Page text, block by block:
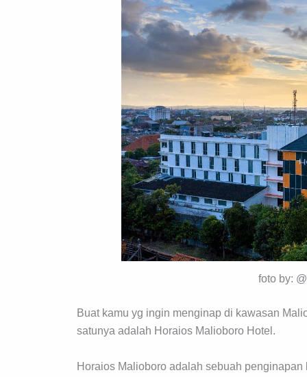
foto by:
Buat kamu yg ingin menginap di kawasan
satunya adalah Horaios Malioboro Hotel.
Horaios Malioboro adalah sebuah